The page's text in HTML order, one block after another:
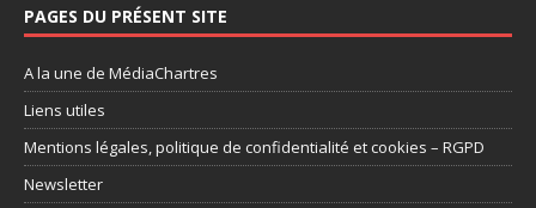
PAGES DU PRÉSENT SITE
A la une de MédiaChartres
Liens utiles
Mentions légales, politique de confidentialité et cookies – RGPD
Newsletter